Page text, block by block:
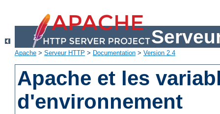
Apache > Serveur HTTP > Documentation > Version 2.4
Apache et les
d'environnement